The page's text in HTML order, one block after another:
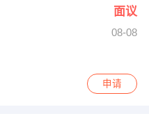
面议
08-08
申请